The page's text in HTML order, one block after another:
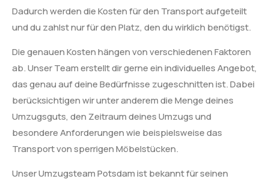
Dadurch werden die Kosten für den Transport aufgeteilt
und du zahlst nur für den Platz, den du wirklich benötigst.
Die genauen Kosten hängen von verschiedenen Faktoren
ab. Unser Team erstellt dir gerne ein individuelles Angebot,
das genau auf deine Bedürfnisse zugeschnitten ist. Dabei
berücksichtigen wir unter anderem die Menge deines
Umzugsguts, den Zeitraum deines Umzugs und
besondere Anforderungen wie beispielsweise das
Transport von sperrigen Möbelstücken.
Unser Umzugsteam Potsdam ist bekannt für seinen